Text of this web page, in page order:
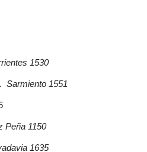
1530
Sarmiento 1551
Peña 1150
1635